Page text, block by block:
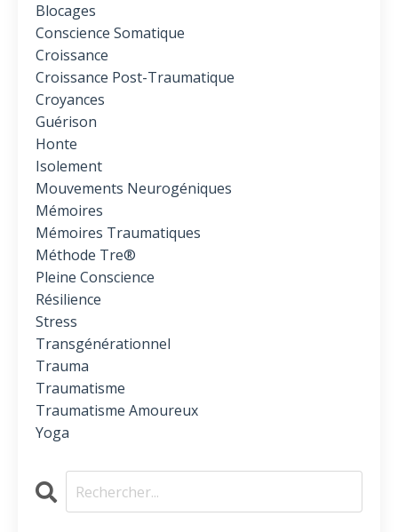
Blocages
Conscience Somatique
Croissance
Croissance Post-Traumatique
Croyances
Guérison
Honte
Isolement
Mouvements Neurogéniques
Mémoires
Mémoires Traumatiques
Méthode Tre®
Pleine Conscience
Résilience
Stress
Transgénérationnel
Trauma
Traumatisme
Traumatisme Amoureux
Yoga